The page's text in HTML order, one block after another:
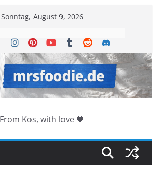
Sonntag, August 9, 2026
From Kos, with love 💙